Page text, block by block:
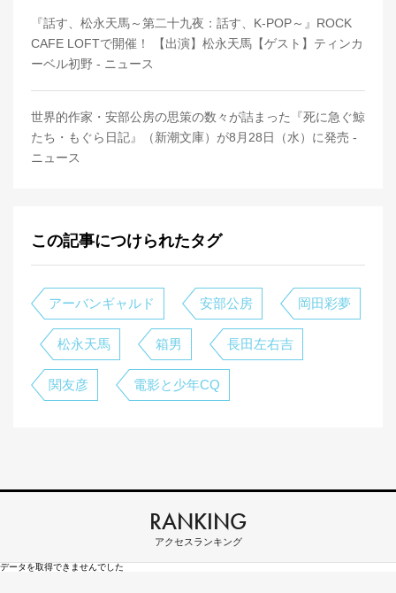
『話す、松永天馬～第二十九夜：話す、K-POP～』ROCK
CAFE LOFTで開催！ 【出演】松永天馬【ゲスト】ティンカ
ーベル初野 - ニュース
世界的作家・安部公房の思策の数々が詰まった『死に急ぐ鯨
たち・もぐら日記』（新潮文庫）が8月28日（水）に発売 -
ニュース
この記事につけられたタグ
アーバンギャルド 安部公房 岡田彩夢
松永天馬 箱男 長田左右吉
関友彦 電影と少年CQ
RANKING
アクセスランキング
データを取得できませんでした